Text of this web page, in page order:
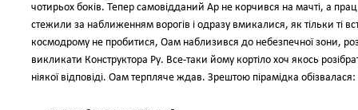
чотирьох боків. Тепер самовідданий Ар не корчився на мачті, а
стежили за наближенням ворогів і одразу вмикалися, як тільки ті
космодрому не пробитися, Оам наблизився до небезпечної зони,
викликати Конструктора Ру. Все-таки йому кортіло хоч якось
ніякої відповіді. Оам терпляче ждав. Зрештою пірамідка обізвалася: